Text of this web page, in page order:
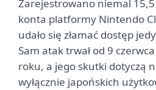
Zarejestrowano niemal
konta platformy Nintendo
udało się złamać dostęp
Sam atak trwał od 9
roku, a jego skutki dotyczą
wyłącznie japońskich